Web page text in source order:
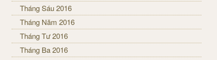
Tháng Sáu 2016
Tháng Năm 2016
Tháng Tư 2016
Tháng Ba 2016